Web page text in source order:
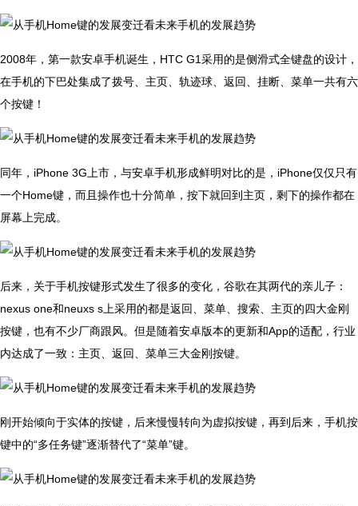
2008年，第一款安卓手机诞生，HTC G1采用的是侧滑式全键盘的设计，
在手机的下巴处集成了拨号、主页、轨迹球、返回、挂断、菜单一共有六
个按键！
同年，iPhone 3G上市，与安卓手机形成鲜明对比的是，iPhone仅仅只有
一个Home键，而且操作也十分简单，按下就回到主页，剩下的操作都在
屏幕上完成。
后来，关于手机按键形式发生了很多的变化，谷歌在其两代的亲儿子：
nexus one和neuxs s上采用的都是返回、菜单、搜索、主页的四大金刚
按键，也有不少厂商跟风。但是随着安卓版本的更新和App的适配，行业
内达成了一致：主页、返回、菜单三大金刚按键。
刚开始倾向于实体的按键，后来慢慢转向为虚拟按键，再到后来，手机按
键中的“多任务键”逐渐替代了“菜单”键。